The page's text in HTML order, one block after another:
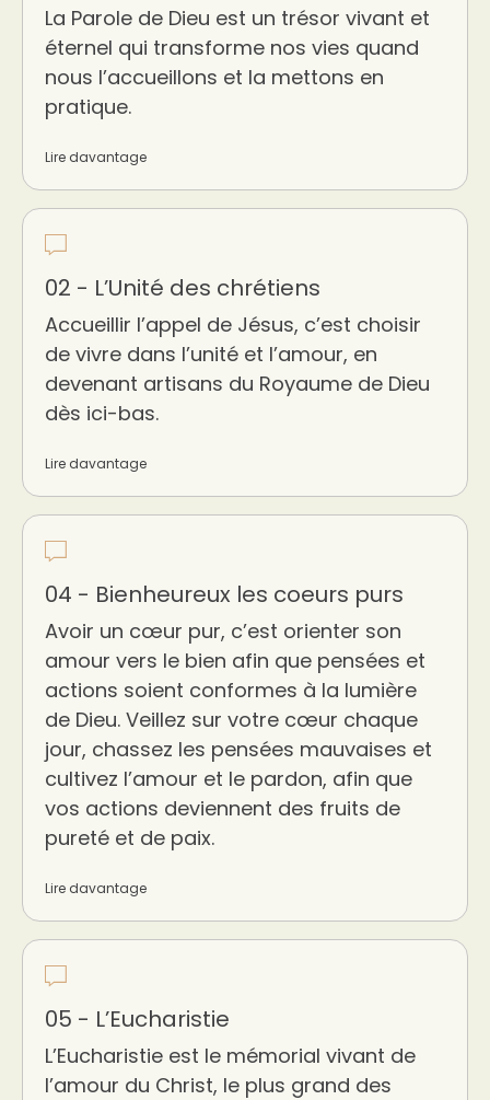
La Parole de Dieu est un trésor vivant et
éternel qui transforme nos vies quand
nous l’accueillons et la mettons en
pratique.
Lire davantage
02 - L’Unité des chrétiens
Accueillir l’appel de Jésus, c’est choisir
de vivre dans l’unité et l’amour, en
devenant artisans du Royaume de Dieu
dès ici-bas.
Lire davantage
04 - Bienheureux les coeurs purs
Avoir un cœur pur, c’est orienter son
amour vers le bien afin que pensées et
actions soient conformes à la lumière
de Dieu. Veillez sur votre cœur chaque
jour, chassez les pensées mauvaises et
cultivez l’amour et le pardon, afin que
vos actions deviennent des fruits de
pureté et de paix.
Lire davantage
05 - L’Eucharistie
L’Eucharistie est le mémorial vivant de
l’amour du Christ, le plus grand des